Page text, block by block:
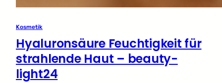
Kosmetik
Hyaluronsäure Feuchtigkeit für
strahlende Haut – beauty-
light24